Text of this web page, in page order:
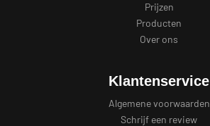
Prijzen
Producten
Over ons
Klantenservice
Algemene voorwaarden
Schrijf een review